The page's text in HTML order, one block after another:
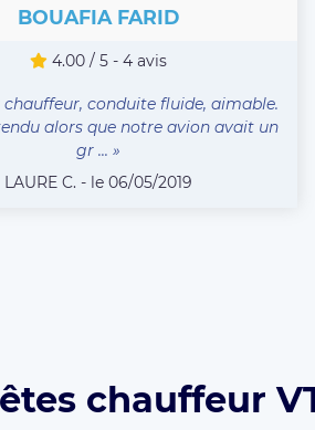
BOUAFIA FARID
4.00 / 5 - 4 avis
chauffeur, conduite fluide, aimable.
alors que notre avion avait un
gr ... »
LAURE C. - le 06/05/2019
chauffeur